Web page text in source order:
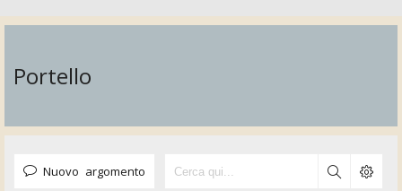
Portello
Nuovo argomento